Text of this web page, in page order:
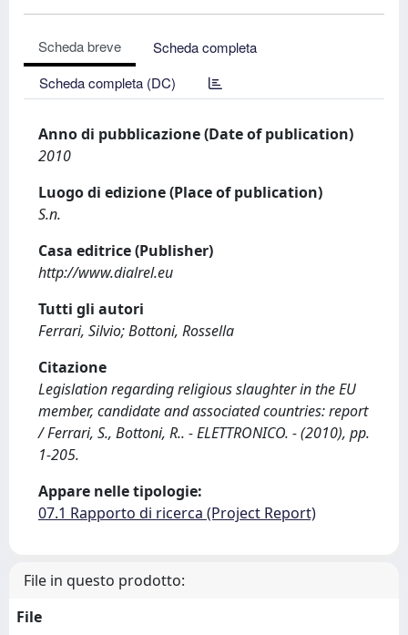
Scheda breve
Scheda completa
Scheda completa (DC)
Anno di pubblicazione (Date of publication)
2010
Luogo di edizione (Place of publication)
S.n.
Casa editrice (Publisher)
http://www.dialrel.eu
Tutti gli autori
Ferrari, Silvio; Bottoni, Rossella
Citazione
Legislation regarding religious slaughter in the EU
member, candidate and associated countries: report
/ Ferrari, S., Bottoni, R.. - ELETTRONICO. - (2010), pp.
1-205.
Appare nelle tipologie:
07.1 Rapporto di ricerca (Project Report)
File in questo prodotto:
File